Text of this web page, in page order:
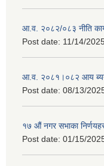
आ.व. २०८२/०८३ नीति
Post date: 11/14/
आ.व. २०८१।०८२ आय ब्यय
Post date: 08/13/
१७ औं नगर सभाका
Post date: 01/15/